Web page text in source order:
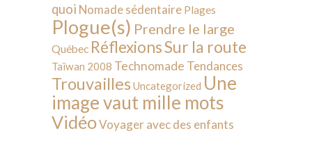
quoi Nomade sédentaire Plages
Plogue(s) Prendre le large
Québec RéflexionsSur la route
Taïwan 2008 Technomade Tendances
Trouvailles Uncategorized Une
image vaut mille mots
VidéoVoyager avec des enfants